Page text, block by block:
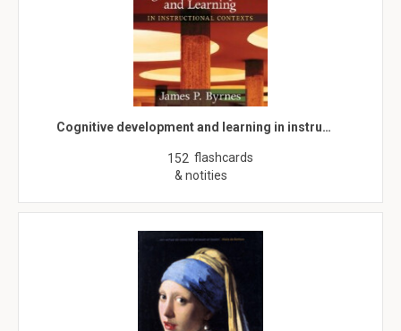
Cognitive development and learning in instru…
152 flashcards
& notities